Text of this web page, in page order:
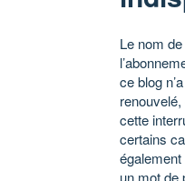
Le nom
ce blog
cette
certains
un mot de